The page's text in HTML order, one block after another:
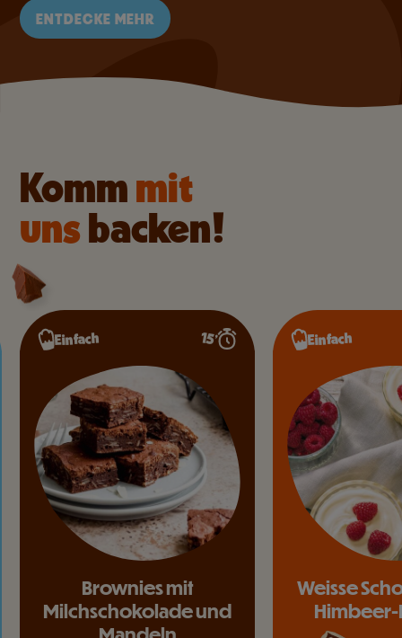
ENTDECKE MEHR
Kommmit
unsbacken!
Einfach 15’
Brownies mit
Milchschokolade und
Einfach
Weisse